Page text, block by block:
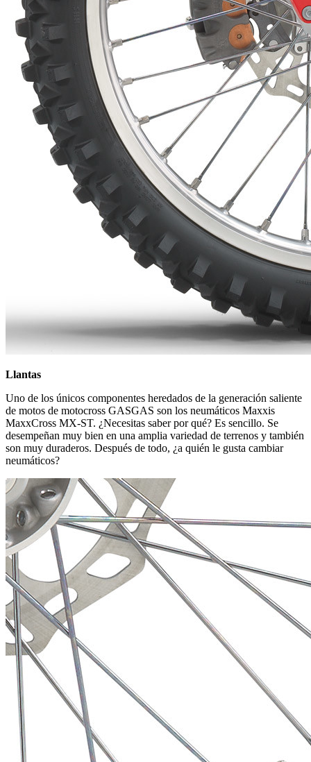
Llantas
Uno de los únicos componentes heredados de la generación saliente
de motos de motocross GASGAS son los neumáticos Maxxis
MaxxCross MX-ST. ¿Necesitas saber por qué? Es sencillo. Se
desempeñan muy bien en una amplia variedad de terrenos y también
son muy duraderos. Después de todo, ¿a quién le gusta cambiar
neumáticos?